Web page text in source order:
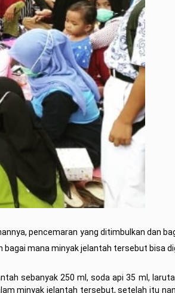
pencemaran yang ditimbulkan dan
mana minyak jelantah tersebut bisa
sebanyak 250 ml, soda api 35 ml,
minyak jelantah tersebut, setelah itu